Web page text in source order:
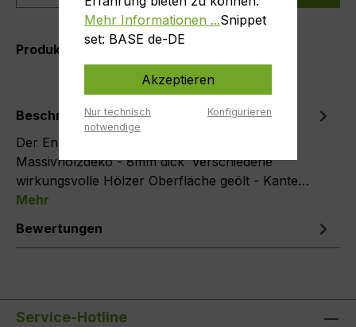
Produktnummer:
Beschreibung
Der Engel als Fensterbild Handgesägte
Massivholzdeko - 8mm dick verschiedene
wirkungsvolle Hölzer Oberfläche geölt - Kante…
Mehr
Bewertungen
Service-Hotline
Mehr Informationen ...Snippet
set: BASE de-DE
Akzeptieren
Nur technisch
notwendige
Konfigurieren